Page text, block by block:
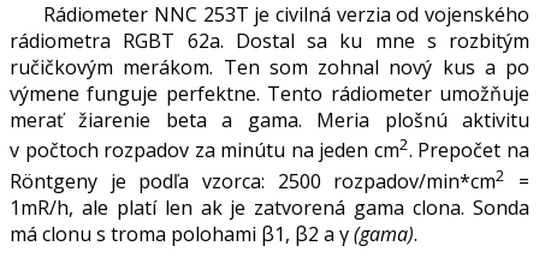
Rádiometer NNC 253T je civilná verzia od vojenského
rádiometra RGBT 62a. Dostal sa ku mne s rozbitým
ručičkovým merákom. Ten som zohnal nový kus a po
výmene funguje perfektne. Tento rádiometer umožňuje
merať žiarenie beta a gama. Meria plošnú aktivitu
v počtoch rozpadov za minútu na jeden cm2. Prepočet na
Röntgeny je podľa vzorca: 2500 rozpadov/min*cm2
=
1mR/h, ale platí len ak je zatvorená gama clona. Sonda
má clonu s troma polohami β1, β2 a γ(gama).